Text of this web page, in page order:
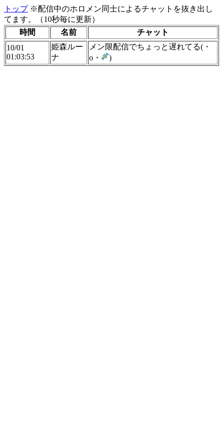
トップ※配信中のホロメン同士によるチャットを抜き出し
てます。（10秒毎に更新）
時間
名前
チャット
10/01
01:03:53
姫森ルー
ナ
メン限配信でちょっと遅れてる(・
o・
)